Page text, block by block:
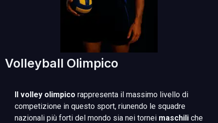
Volleyball Olimpico
Il volley olimpico rappresenta il massimo livello di
competizione in questo sport, riunendo le squadre
nazionali più forti del mondo sia nei tornei maschili che